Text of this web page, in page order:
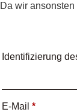
Da wir
Identifizierung
E-Mail *